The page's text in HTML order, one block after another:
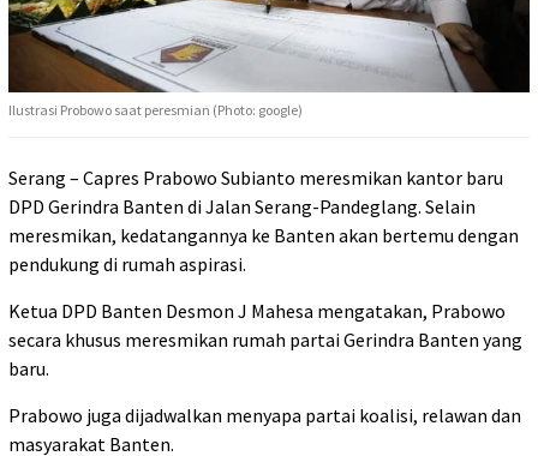
Ilustrasi Probowo saat peresmian (Photo: google)
Serang – Capres Prabowo Subianto meresmikan kantor baru
DPD Gerindra Banten di Jalan Serang-Pandeglang. Selain
meresmikan, kedatangannya ke Banten akan bertemu dengan
pendukung di rumah aspirasi.
Ketua DPD Banten Desmon J Mahesa mengatakan, Prabowo
secara khusus meresmikan rumah partai Gerindra Banten yang
baru.
Prabowo juga dijadwalkan menyapa partai koalisi, relawan dan
masyarakat Banten.